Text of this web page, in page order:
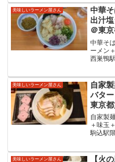
麺を
やかさ
ました
美味しいラーメン屋さん
中華
出汁
＠東
2021/
みの
は淡
杯を
中華そ
ーメン
西巣鴨
ブース
た。中
美味しいラーメン屋さん
自家
バター
東京
美味
自家製
＋味玉
駒込駅
右折し
美味しいラーメン屋さん
【火